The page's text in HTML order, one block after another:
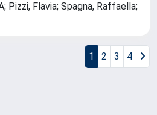
Pizzi, Flavia; Spagna, Raffaella;
1 2 3 4